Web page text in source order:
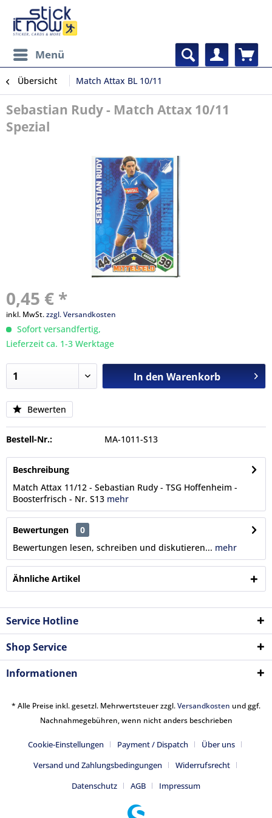
Menü
Übersicht Match Attax BL 10/11
Sebastian Rudy - Match Attax 10/11
Spezial
0,45 € *
inkl. MwSt.zzgl. Versandkosten
Sofort versandfertig,
Lieferzeit ca. 1-3 Werktage
In den Warenkorb
Bewerten
Bestell-Nr.: MA-1011-S13
Beschreibung
Match Attax 11/12 - Sebastian Rudy - TSG Hoffenheim -
Boosterfrisch - Nr. S13 mehr
Bewertungen
0
Bewertungen lesen, schreiben und diskutieren... mehr
Ähnliche Artikel
Service Hotline
Shop Service
Informationen
* Alle Preise inkl. gesetzl. Mehrwertsteuer zzgl.Versandkosten und ggf.
Nachnahmegebühren, wenn nicht anders beschrieben
Cookie-Einstellungen Payment / Dispatch
Über uns
Versand und Zahlungsbedingungen
Widerrufsrecht
Datenschutz
AGB Impressum